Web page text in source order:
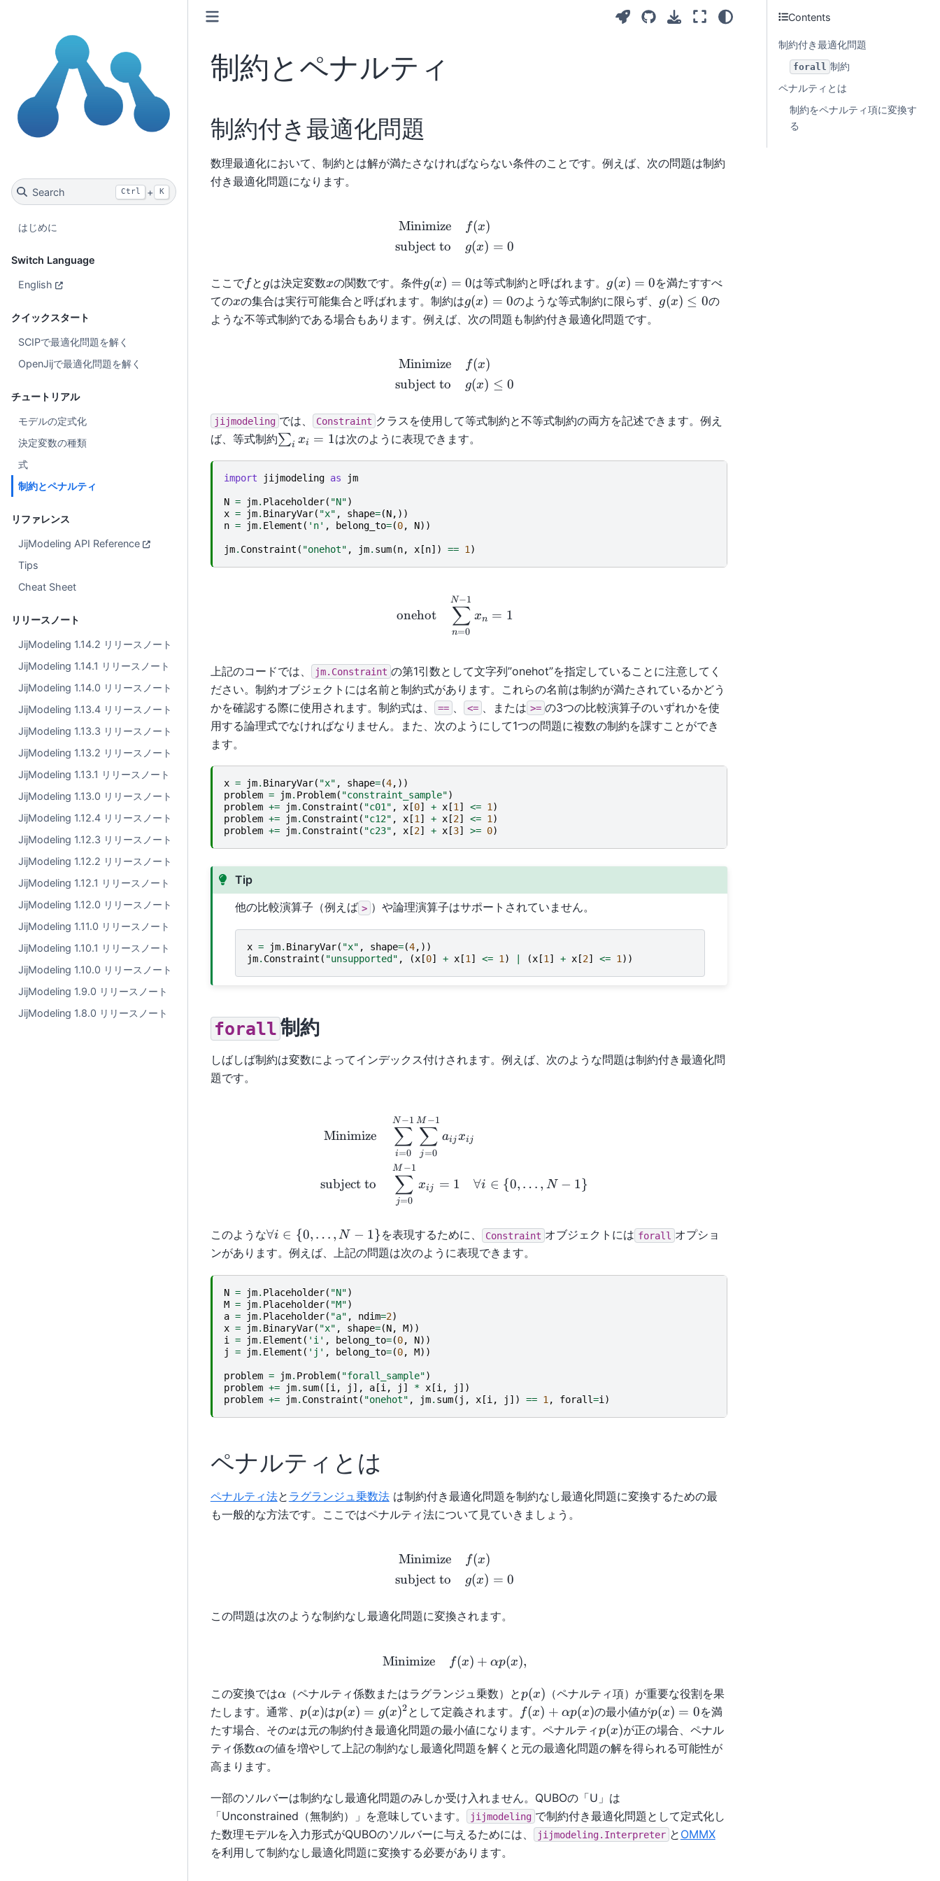
Search Ctrl + K
はじめに
Switch Language
English
クイックスタート
SCIPで最適化問題を解く
OpenJijで最適化問題を解く
チュートリアル
モデルの定式化
決定変数の種類
式
制約とペナルティ
リファレンス
JijModeling API Reference
Tips
Cheat Sheet
リリースノート
JijModeling 1.14.2 リリースノート
JijModeling 1.14.1 リリースノート
JijModeling 1.14.0 リリースノート
JijModeling 1.13.4 リリースノート
JijModeling 1.13.3 リリースノート
JijModeling 1.13.2 リリースノート
JijModeling 1.13.1 リリースノート
JijModeling 1.13.0 リリースノート
JijModeling 1.12.4 リリースノート
JijModeling 1.12.3 リリースノート
JijModeling 1.12.2 リリースノート
JijModeling 1.12.1 リリースノート
JijModeling 1.12.0 リリースノート
JijModeling 1.11.0 リリースノート
JijModeling 1.10.1 リリースノート
JijModeling 1.10.0 リリースノート
JijModeling 1.9.0 リリースノート
JijModeling 1.8.0 リリースノート
制約とペナルティ
制約付き最適化問題
数理最適化において、制約とは解が満たさなければならない条件のことです。例えば、次の問題は制約
付き最適化問題になります。
\begin{aligned} \text{Minimize} & \quad f(x) \\ \text{subject to} & \quad g(x)
Minimize
subject to
f(x)
g(x) = 0
ここでf
fと g
gは決定変数x
xの関数です。条件g(x)
= 0
g(x) = 0は等式制約と呼ばれます。 g(x)
= 0
g(x) = 0を満たすすべ
てのx
xの集合は実行可能集合と呼ばれます。制約はg(x)
= 0
g(x) = 0のような等式制約に限らず、 g(x)
g(x) ≤ 0の
ような不等式制約である場合もあります。例えば、次の問題も制約付き最適化問題です。
\begin{aligned} \text{Minimize} & \quad f(x) \\ \text{subject to} & \quad g(x)
Minimize
subject to
f(x)
g(x) ≤ 0
jijmodeling では、 Constraint クラスを使用して等式制約と不等式制約の両方を記述できます。例え
ば、等式制約\sum_i
∑i xi = 1は次のように表現できます。
import jijmodeling as jm
N = jm. Placeholder( "N")
x = jm. BinaryVar( "x" , shape=(N,))
n = jm. Element ( 'n' , belong_to=(0, N))
jm. Constraint ( "onehot" , jm. sum(n, x[n]) == 1 )
\begin{array}{cccc} & \text{onehot} & \displaystyle \sum_{n = 0}^{N - 1}
onehot
n=0
∑
N−1
xn = 1
上記のコードでは、 jm.Constraint の第1引数として文字列”onehot”を指定していることに注意してく
ださい。制約オブジェクトには名前と制約式があります。これらの名前は制約が満たされているかどう
かを確認する際に使用されます。制約式は、
== <= 、または >= の3つの比較演算子のいずれかを使
用する論理式でなければなりません。また、次のようにして1つの問題に複数の制約を課すことができ
ます。
x = jm. BinaryVar( "x" , shape=(4,))
problem = jm. Problem( "constraint_sample")
problem += jm. Constraint ( "c01" , x[0] + x[1 ] <= 1 )
problem += jm. Constraint ( "c12" , x[1 ] + x[2] <= 1 )
problem += jm. Constraint ( "c23" , x[2] + x[3] >= 0)
Tip
他の比較演算子（例えば > ）や論理演算子はサポートされていません。
x = jm. BinaryVar( "x" , shape=(4,))
jm. Constraint ( "unsupported" , (x[0] + x[1 ] <= 1 ) | (x[1 ] + x[2] <= 1 ))
forall 制約
しばしば制約は変数によってインデックス付けされます。例えば、次のような問題は制約付き最適化問
題です。
Minimize
subject to
i=0
∑
N−1
j=0
∑
M −1
aijxij
j=0
∑
M −1
xij = 1 ∀i ∈ {0, … , N − 1}
このような\forall i
\in \left\
-
1\right\}
∀i ∈ {0, … , N − 1}を表現するために、 Constraint オブジェクトには forall オプショ
ンがあります。例えば、上記の問題は次のように表現できます。
N = jm. Placeholder( "N")
M = jm. Placeholder( "M")
a = jm. Placeholder( "a" , ndim=2)
x = jm. BinaryVar( "x" , shape=(N, M))
i
= jm. Element ( 'i' , belong_to=(0, N))
j
= jm. Element ( 'j' , belong_to=(0, M))
problem = jm. Problem( "forall_sample")
problem += jm. sum([i , j ], a[i , j ] * x[i , j ])
problem += jm. Constraint ( "onehot" , jm. sum( j , x[i , j ]) == 1 , forall=i )
ペナルティとは
ペナルティ法と ラグランジュ乗数法は制約付き最適化問題を制約なし最適化問題に変換するための最
も一般的な方法です。ここではペナルティ法について見ていきましょう。
\begin{aligned} \text{Minimize} & \quad f(x) \\ \text{subject to} & \quad g(x)
Minimize
subject to
f(x)
g(x) = 0
この問題は次のような制約なし最適化問題に変換されます。
\text{Minimize} \quad f(x) + \alpha p(x),
Minimize f(x) + αp(x),
この変換では\alpha
α（ペナルティ係数またはラグランジュ乗数）とp(x)
p(x) （ペナルティ項）が重要な役割を果
たします。通常、 p(x)
p(x)はp(x)
=
g(x)^2
p(x) = g(x)2として定義されます。
f(x) +
\alpha
p(x)
f(x) + αp(x)の最小値がp(x)
= 0
p(x) = 0を満
たす場合、そのx
xは元の制約付き最適化問題の最小値になります。ペナルティp(x)
p(x)が正の場合、ペナル
ティ係数\alpha
αの値を増やして上記の制約なし最適化問題を解くと元の最適化問題の解を得られる可能性が
高まります。
一部のソルバーは制約なし最適化問題のみしか受け入れません。QUBOの「U」は
「Unconstrained（無制約）」を意味しています。
jijmodeling で制約付き最適化問題として定式化し
た数理モデルを入力形式がQUBOのソルバーに与えるためには、
jijmodeling.Interpreter と OMMX
を利用して制約なし最適化問題に変換する必要があります。
Contents
制約付き最適化問題
forall 制約
ペナルティとは
制約をペナルティ項に変換す
る